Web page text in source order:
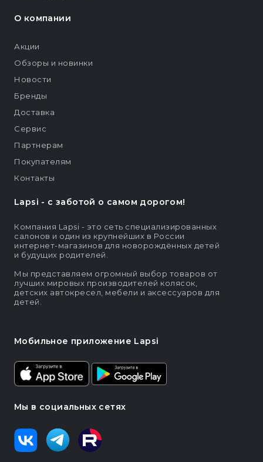
Lapsi - c заботой о самом дорогом!
Компания Lapsi - это сеть специализированных
салонов и один из крупнейших в России
интернет-магазинов для новорождённых детей
и будущих родителей.
Мы представляем огромный выбор товаров от
лучших мировых производителей колясок,
детских автокресел, мебели и аксессуаров для
детей.
Мобильное приложение Lapsi
Мы в социальных сетях
О компании
Акции
Обзоры и новинки
Новости
Бренды
Доставка
Сервис
Партнерам
Покупателям
Контакты